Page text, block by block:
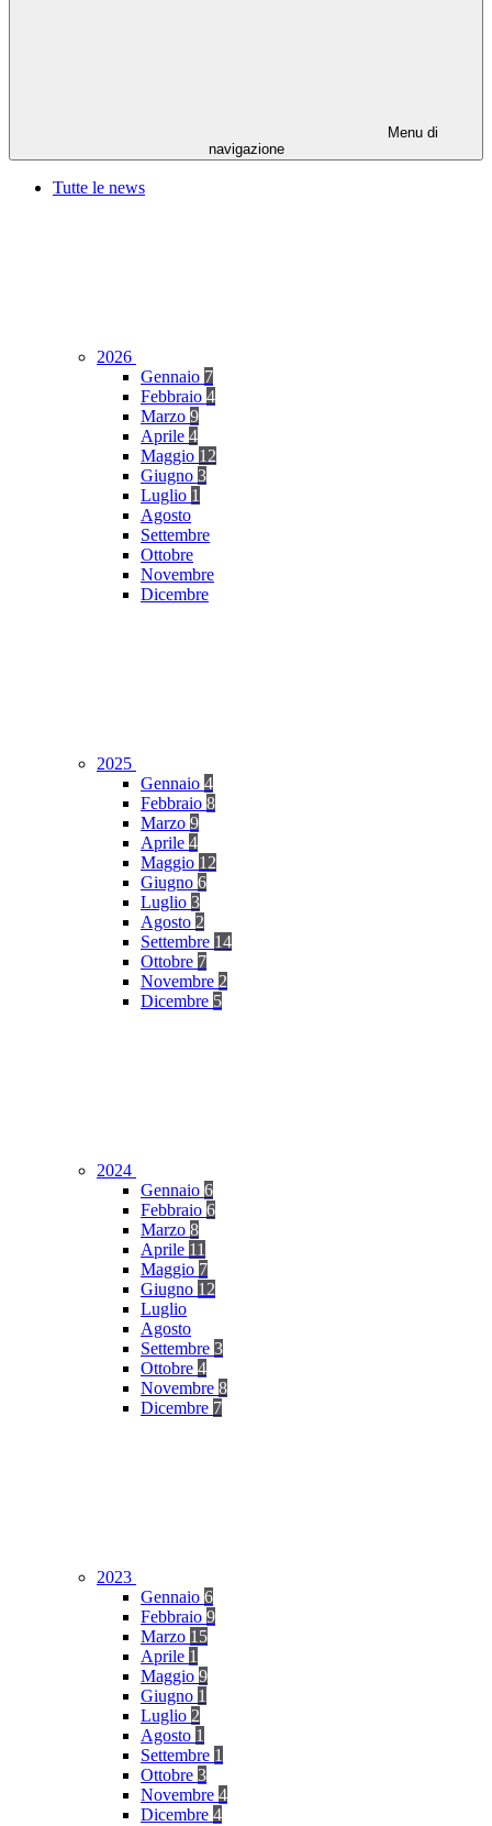
Menu di
navigazione
Tutte le news
2026
Gennaio 7
Febbraio 4
Marzo 9
Aprile 4
Maggio 12
Giugno 3
Luglio 1
Agosto
Settembre
Ottobre
Novembre
Dicembre
2025
Gennaio 4
Febbraio 8
Marzo 9
Aprile 4
Maggio 12
Giugno 6
Luglio 3
Agosto 2
Settembre 14
Ottobre 7
Novembre 2
Dicembre 5
2024
Gennaio 6
Febbraio 6
Marzo 8
Aprile 11
Maggio 7
Giugno 12
Luglio
Agosto
Settembre 3
Ottobre 4
Novembre 8
Dicembre 7
2023
Gennaio 6
Febbraio 9
Marzo 15
Aprile 1
Maggio 9
Giugno 1
Luglio 2
Agosto 1
Settembre 1
Ottobre 3
Novembre 4
Dicembre 4